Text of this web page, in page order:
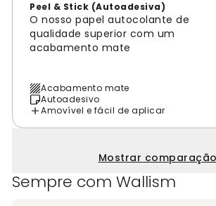
Peel & Stick (Autoadesiva)
O nosso papel autocolante de
qualidade superior com um
acabamento mate
Acabamento mate
Autoadesivo
Amovível e fácil de aplicar
Mostrar comparação
Sempre com Wallism